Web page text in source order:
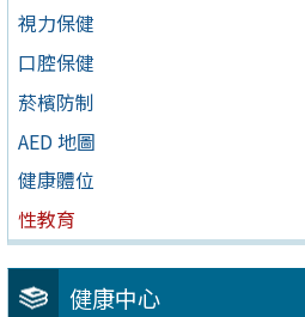
視力保健
口腔保健
菸檳防制
AED 地圖
健康體位
性教育
健康中心